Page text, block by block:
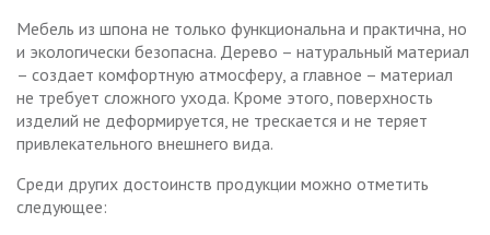
Мебель из шпона не только функциональна и практична, но
и экологически безопасна. Дерево – натуральный материал
– создает комфортную атмосферу, а главное – материал
не требует сложного ухода. Кроме этого, поверхность
изделий не деформируется, не трескается и не теряет
привлекательного внешнего вида.
Среди других достоинств продукции можно отметить
следующее: